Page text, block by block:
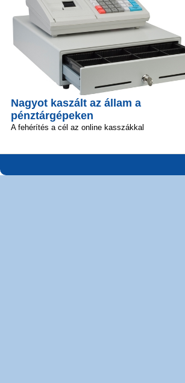
Nagyot kaszált az állam a
pénztárgépeken
A fehérítés a cél az online kasszákkal